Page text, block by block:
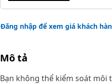
Đăng nhập để xem giá khách
Mô tả
Bạn không thể kiểm soát môi